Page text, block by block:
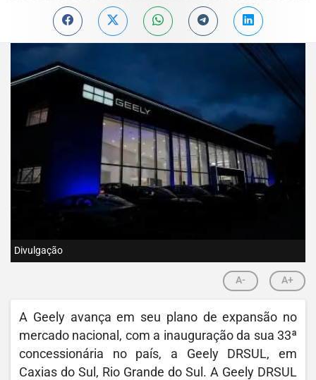
Divulgação
A- A+
A Geely avança em seu plano de expansão no
mercado nacional, com a inauguração da sua 33ª
concessionária no país, a Geely DRSUL, em
Caxias do Sul, Rio Grande do Sul. A Geely DRSUL